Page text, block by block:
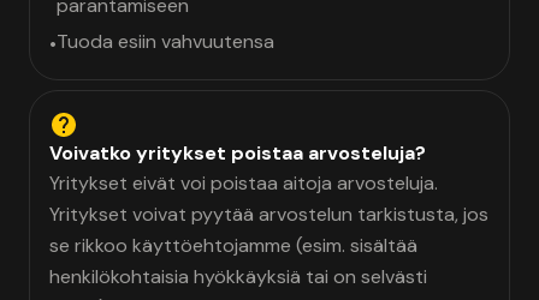
parantamiseen
•Tuoda esiin vahvuutensa
Voivatko yritykset poistaa arvosteluja?
Yritykset eivät voi poistaa aitoja arvosteluja.
Yritykset voivat pyytää arvostelun tarkistusta, jos
se rikkoo käyttöehtojamme (esim. sisältää
henkilökohtaisia hyökkäyksiä tai on selvästi